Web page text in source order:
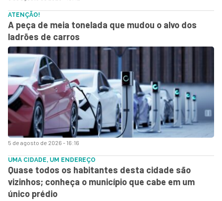
5 de agosto de 2026 - 16:16
ATENÇÃO!
A peça de meia tonelada que mudou o alvo dos
ladrões de carros
UMA CIDADE, UM ENDEREÇO
Quase todos os habitantes desta cidade são
vizinhos; conheça o município que cabe em um
único prédio